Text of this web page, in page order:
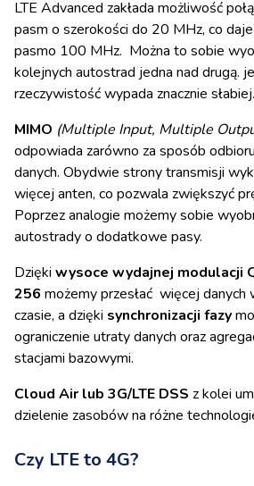
LTE Advanced zakłada możliwość
pasm o szerokości do 20 MHz, co
pasmo 100 MHz. Można to sobie
kolejnych autostrad jedna nad drugą.
rzeczywistość wypada znacznie słabiej.
MIMO (Multiple Input, Multiple
odpowiada zarówno za sposób
danych. Obydwie strony transmisji
więcej anten, co pozwala zwiększyć
Poprzez analogie możemy sobie
autostrady o dodatkowe pasy.
Dzięki wysoce wydajnej modulacji
256 możemy przesłać więcej danych
czasie, a dzięki synchronizacji fazy
ograniczenie utraty danych oraz
stacjami bazowymi.
Cloud Air lub 3G/LTE DSS z kolei
dzielenie zasobów na różne
Czy LTE to 4G?